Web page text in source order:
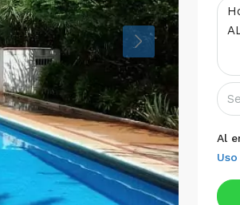
Al
Uso